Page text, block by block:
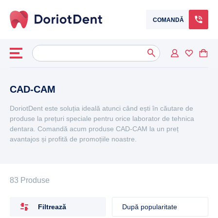
COMANDĂ
Caută
după:When autocomplete results are available use up and down
CAD-CAM
DoriotDent este soluția ideală atunci când ești în căutare de
produse la prețuri speciale pentru orice laborator de tehnica
dentara. Comandă acum produse CAD-CAM la un preț
avantajos și profită de promoțiile noastre.
83 Produse
Filtrează